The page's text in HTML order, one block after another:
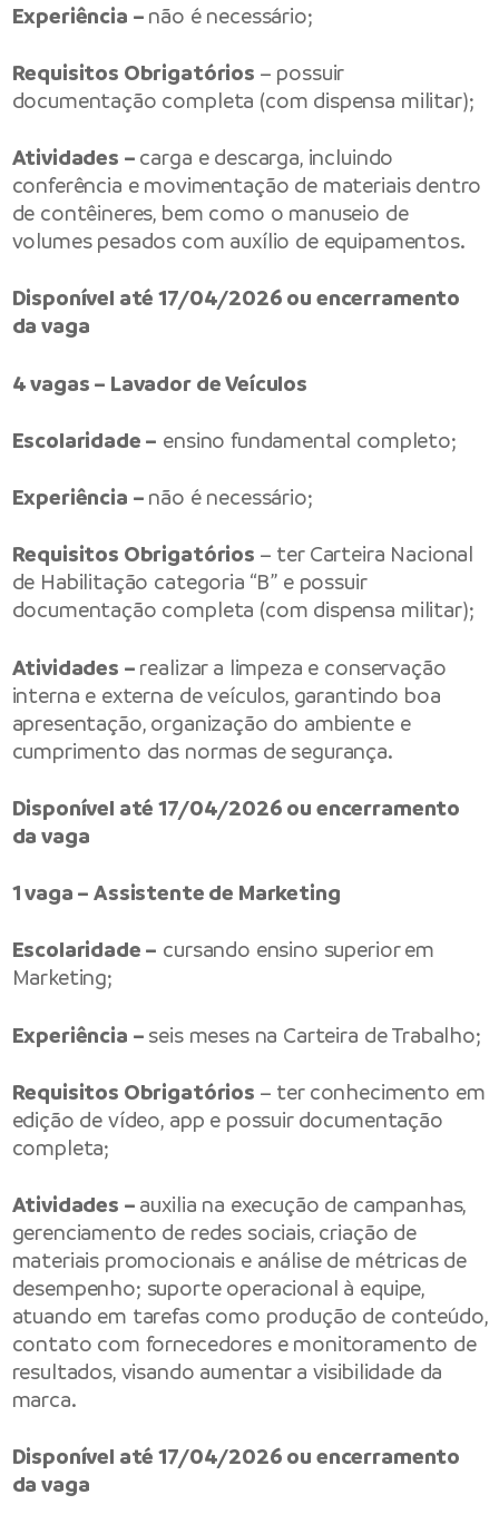
Experiência – não é necessário;
Requisitos Obrigatórios – possuir
documentação completa (com dispensa militar);
Atividades – carga e descarga, incluindo
conferência e movimentação de materiais dentro
de contêineres, bem como o manuseio de
volumes pesados com auxílio de equipamentos.
Disponível até 17/04/2026 ou encerramento
da vaga
4 vagas – Lavador de Veículos
Escolaridade – ensino fundamental completo;
Experiência – não é necessário;
Requisitos Obrigatórios – ter Carteira Nacional
de Habilitação categoria “B” e possuir
documentação completa (com dispensa militar);
Atividades – realizar a limpeza e conservação
interna e externa de veículos, garantindo boa
apresentação, organização do ambiente e
cumprimento das normas de segurança.
Disponível até 17/04/2026 ou encerramento
da vaga
1 vaga – Assistente de Marketing
Escolaridade – cursando ensino superior em
Marketing;
Experiência – seis meses na Carteira de Trabalho;
Requisitos Obrigatórios – ter conhecimento em
edição de vídeo, app e possuir documentação
completa;
Atividades – auxilia na execução de campanhas,
gerenciamento de redes sociais, criação de
materiais promocionais e análise de métricas de
desempenho; suporte operacional à equipe,
atuando em tarefas como produção de conteúdo,
contato com fornecedores e monitoramento de
resultados, visando aumentar a visibilidade da
marca.
Disponível até 17/04/2026 ou encerramento
da vaga